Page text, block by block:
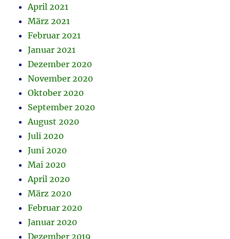
April 2021
März 2021
Februar 2021
Januar 2021
Dezember 2020
November 2020
Oktober 2020
September 2020
August 2020
Juli 2020
Juni 2020
Mai 2020
April 2020
März 2020
Februar 2020
Januar 2020
Dezember 2019